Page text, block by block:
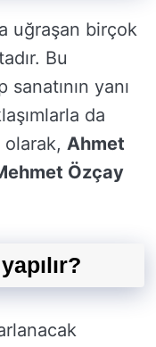
uğraşan birçok
Bu
yanı
da
Ahmet
Özçay